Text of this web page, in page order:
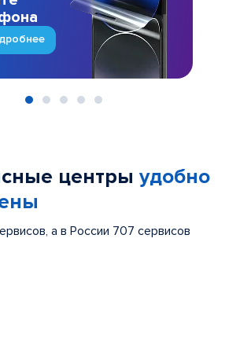
центры удобно
а в России 707 сервисов